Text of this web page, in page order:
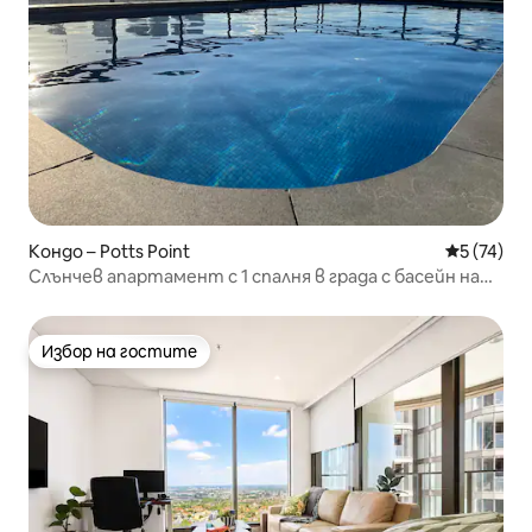
Кондо – Potts Point Средна
5 (74)
Слънчев апартамент с 1 спалня в града с басейн на
Избор на гостите
Избор на гостите